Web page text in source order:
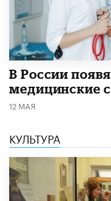
В России
медицинские
12 МАЯ
КУЛЬТУРА